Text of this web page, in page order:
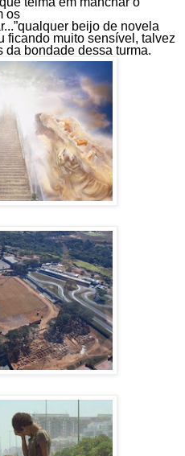
os
qualquer beijo de novela
ficando muito sensível, talvez
bondade dessa turma.